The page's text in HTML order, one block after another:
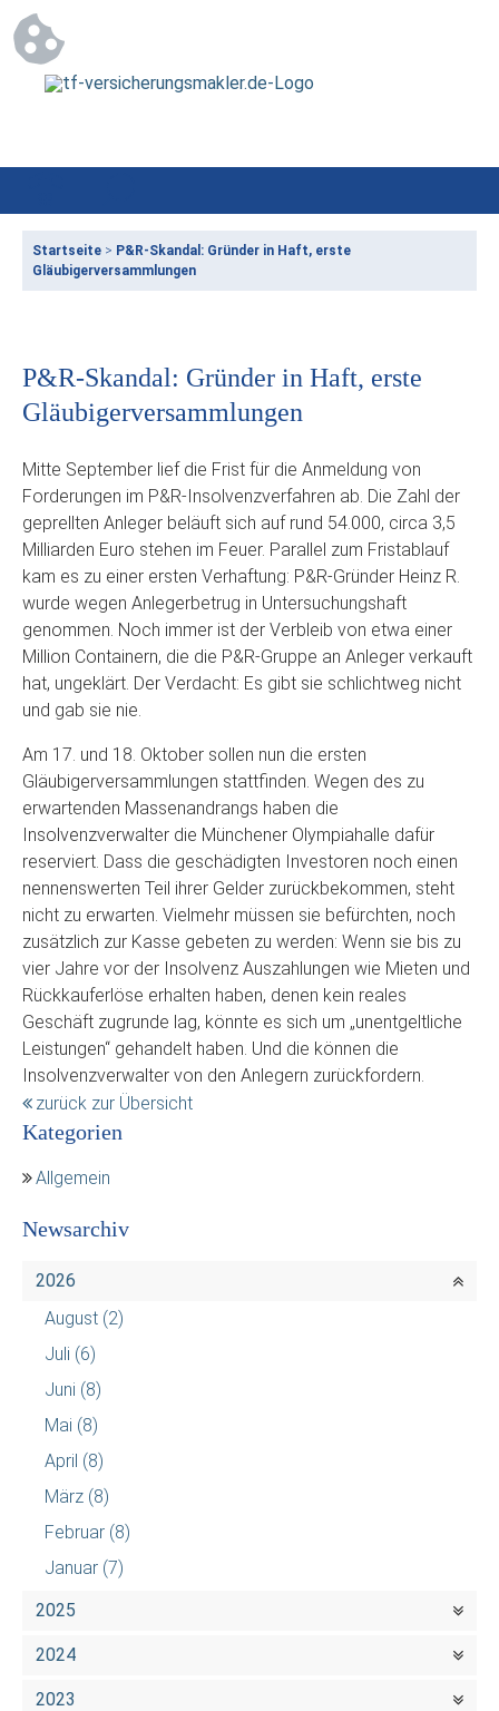
Startseite > P&R-Skandal: Gründer in Haft, erste
Gläubigerversammlungen
P&R-Skandal: Gründer in Haft, erste
Gläubigerversammlungen
Mitte September lief die Frist für die Anmeldung von
Forderungen im P&R-Insolvenzverfahren ab. Die Zahl der
geprellten Anleger beläuft sich auf rund 54.000, circa 3,5
Milliarden Euro stehen im Feuer. Parallel zum Fristablauf
kam es zu einer ersten Verhaftung: P&R-Gründer Heinz R.
wurde wegen Anlegerbetrug in Untersuchungshaft
genommen. Noch immer ist der Verbleib von etwa einer
Million Containern, die die P&R-Gruppe an Anleger verkauft
hat, ungeklärt. Der Verdacht: Es gibt sie schlichtweg nicht
und gab sie nie.
Am 17. und 18. Oktober sollen nun die ersten
Gläubigerversammlungen stattfinden. Wegen des zu
erwartenden Massenandrangs haben die
Insolvenzverwalter die Münchener Olympiahalle dafür
reserviert. Dass die geschädigten Investoren noch einen
nennenswerten Teil ihrer Gelder zurückbekommen, steht
nicht zu erwarten. Vielmehr müssen sie befürchten, noch
zusätzlich zur Kasse gebeten zu werden: Wenn sie bis zu
vier Jahre vor der Insolvenz Auszahlungen wie Mieten und
Rückkauferlöse erhalten haben, denen kein reales
Geschäft zugrunde lag, könnte es sich um „unentgeltliche
Leistungen“ gehandelt haben. Und die können die
Insolvenzverwalter von den Anlegern zurückfordern.
zurück zur Übersicht
Kategorien
Allgemein
Newsarchiv
2026
August (2)
Juli (6)
Juni (8)
Mai (8)
April (8)
März (8)
Februar (8)
Januar (7)
2025
2024
2023